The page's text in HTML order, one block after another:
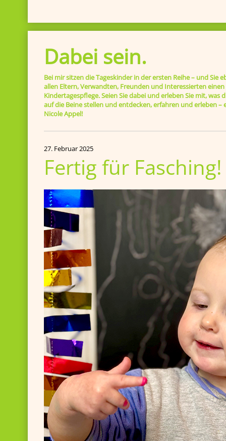
Dabei sein.
Bei mir sitzen die Tageskinder in der ersten Reihe – und Sie
allen Eltern, Verwandten, Freunden und Interessierten
Kindertagespflege. Seien Sie dabei und erleben Sie mit, was
auf die Beine stellen und entdecken, erfahren und erleben
Nicole Appel!
27. Februar 2025
Fertig für Fasching!